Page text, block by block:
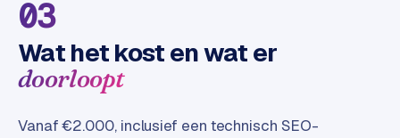
03
Wat het kost en wat er
doorloopt
Vanaf €2.000, inclusief een technisch SEO-